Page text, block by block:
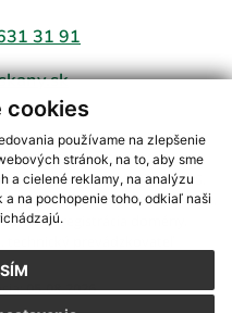
cookies
používame na zlepšenie
stránok, na to, aby sme
a cielené reklamy, na analýzu
na pochopenie toho, odkiaľ naši
31 91
informácií s využitím RSS
2,Mapa stránok,web portál
domény,registrácia domény
05.08.2026